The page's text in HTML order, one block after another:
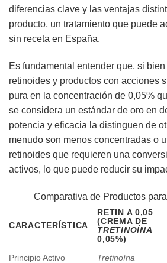
diferencias clave y las ventajas
producto, un tratamiento que puede
sin receta en España.
Es fundamental entender que, si
retinoides y productos con acciones
pura en la concentración de 0,05%
se considera un estándar de oro en
potencia y eficacia la distinguen de
menudo son menos concentradas o
retinoides que requieren una
activos, lo que puede reducir su
Comparativa de Productos
CARACTERÍSTICA
RETIN A 0,05
(CREMA DE
TRETINOÍNA
0,05%)
Principio Activo Tretinoína